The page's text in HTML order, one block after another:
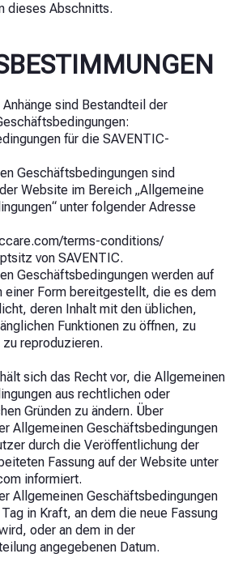
dieses Abschnitts.
sind Bestandteil der
für die SAVENTIC-
Geschäftsbedingungen sind
Website im Bereich „Allgemeine
unter folgender Adresse
terms-conditions/
von SAVENTIC.
Geschäftsbedingungen werden auf
einer Form bereitgestellt, die es dem
deren Inhalt mit den üblichen,
Funktionen zu öffnen, zu
reproduzieren.
sich das Recht vor, die Allgemeinen
aus rechtlichen oder
Gründen zu ändern. Über
Allgemeinen Geschäftsbedingungen
durch die Veröffentlichung der
Fassung auf der Website unter
informiert.
Allgemeinen Geschäftsbedingungen
in Kraft, an dem die neue Fassung
oder an dem in der
angegebenen Datum.